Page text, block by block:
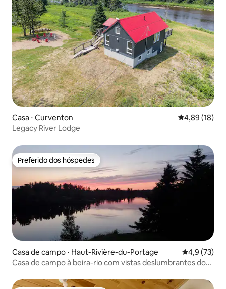
Casa ⋅ Curventon 4,89 de uma
4,89 (18)
Legacy River Lodge
Preferido dos hóspedes
Preferido dos hóspedes
Casa de campo ⋅ Haut-Rivière-du-Portage 4,9 de uma
4,9 (73)
Casa de campo à beira-rio com vistas deslumbrantes do